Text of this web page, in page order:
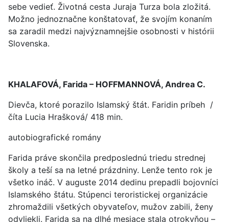
sebe vedieť. Životná cesta Juraja Turza bola zložitá.
Možno jednoznačne konštatovať, že svojím konaním
sa zaradil medzi najvýznamnejšie osobnosti v histórii
Slovenska.
KHALAFOVÁ, Farida – HOFFMANNOVÁ, Andrea C.
Dievča, ktoré porazilo Islamský štát. Faridin príbeh /
číta Lucia Hrašková/ 418 min.
autobiografické romány
Farida práve skončila predposlednú triedu strednej
školy a teší sa na letné prázdniny. Lenže tento rok je
všetko ináč. V auguste 2014 dedinu prepadli bojovníci
Islamského štátu. Stúpenci teroristickej organizácie
zhromaždili všetkých obyvateľov, mužov zabili, ženy
odvliekli. Farida sa na dlhé mesiace stala otrokyňou –